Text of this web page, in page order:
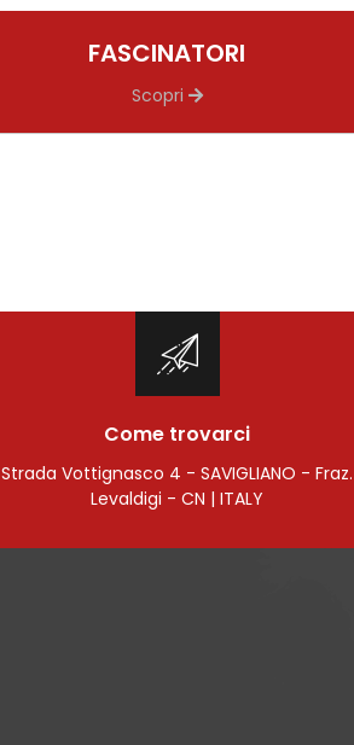
FASCINATORI
Scopri
Come trovarci
Strada Vottignasco 4 - SAVIGLIANO - Fraz.
Levaldigi - CN | ITALY